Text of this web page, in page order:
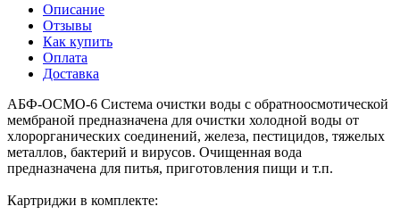
Описание
Отзывы
Как купить
Оплата
Доставка
АБФ-ОСМО-6 Система очистки воды с обратноосмотической
мембраной предназначена для очистки холодной воды от
хлорорганических соединений, железа, пестицидов, тяжелых
металлов, бактерий и вирусов. Очищенная вода
предназначена для питья, приготовления пищи и т.п.
Картриджи в комплекте: